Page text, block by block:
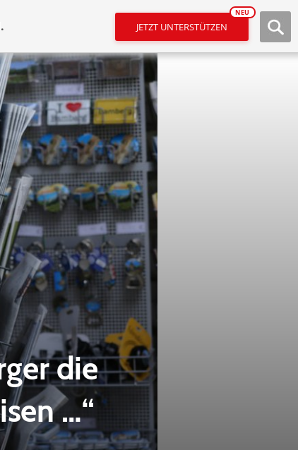
JETZT UNTERSTÜTZEN
NEU
die
…“